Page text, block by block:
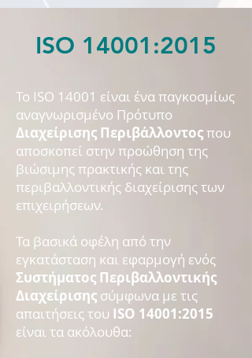
ISO 14001:2015
Το ISO 14001 είναι ένα παγκοσμίως
αναγνωρισμένο Πρότυπο
Διαχείρισης Περιβάλλοντοςπου
αποσκοπεί στην προώθηση της
βιώσιμης πρακτικής και της
περιβαλλοντικής διαχείρισης των
επιχειρήσεων.
Τα βασικά οφέλη από την
εγκατάσταση και εφαρμογή ενός
Συστήματος Περιβαλλοντικής
Διαχείρισης σύμφωνα με τις
απαιτήσεις του ISO 14001:2015
είναι τα ακόλουθα: